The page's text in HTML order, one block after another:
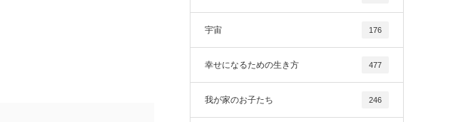
宇宙 176
幸せになるための生き方 477
我が家のお子たち 246